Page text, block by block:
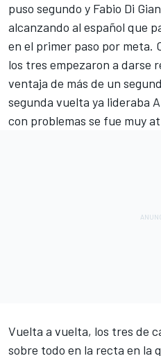
puso segundo y Fabio Di
alcanzando al español que
en el primer paso por meta.
los tres empezaron a darse
ventaja de más de un
segunda vuelta ya lideraba
con problemas se fue muy
Vuelta a vuelta, los tres de
sobre todo en la recta en la